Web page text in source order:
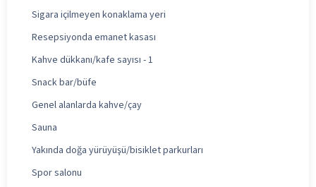
Sigara içilmeyen konaklama yeri
Resepsiyonda emanet kasası
Kahve dükkanı/kafe sayısı - 1
Snack bar/büfe
Genel alanlarda kahve/çay
Sauna
Yakında doğa yürüyüşü/bisiklet parkurları
Spor salonu